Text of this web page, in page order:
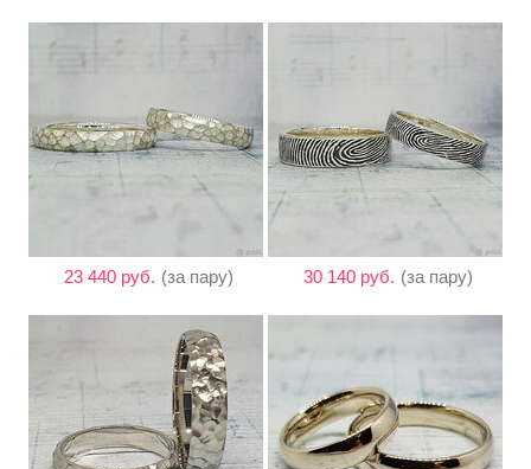
23 440 руб. (за пару) 30 140 руб. (за пару)